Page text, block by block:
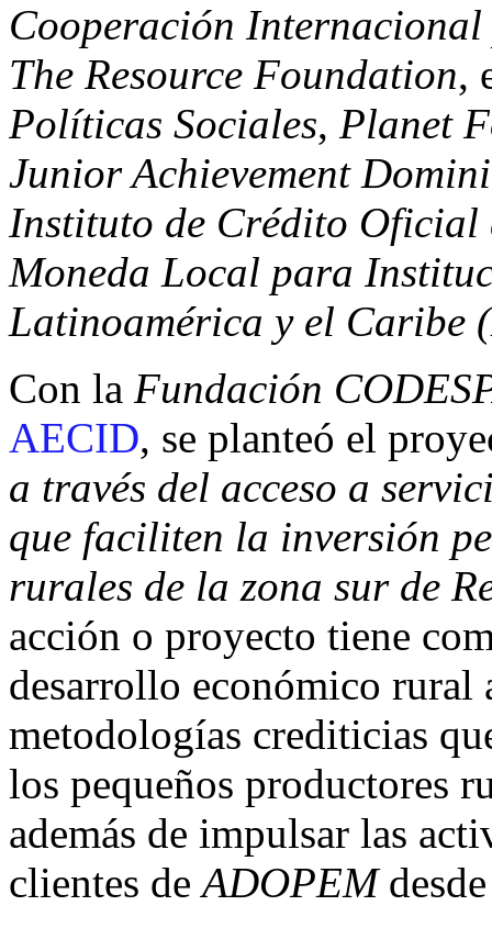
Cooperación
The Resource Foundation,
Políticas Sociales, Planet
Junior Achievement
Instituto de Crédito Oficial
Moneda Local para
Latinoamérica y el Caribe
Con la Fundación
AECID, se planteó el
a través del acceso a
que faciliten la inversión
rurales de la zona sur de
acción o proyecto tiene
desarrollo económico rural
metodologías crediticias
los pequeños productores
además de impulsar las
clientes deADOPEM